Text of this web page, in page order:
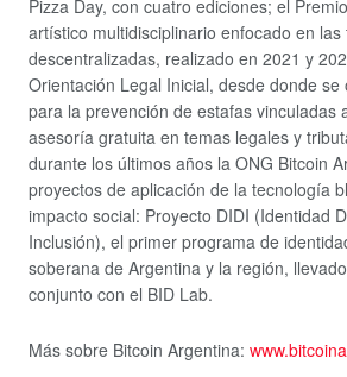
Pizza Day, con cuatro ediciones; el
artístico multidisciplinario enfocado en
descentralizadas, realizado en 2021 y
Orientación Legal Inicial, desde donde se
para la prevención de estafas vinculadas
asesoría gratuita en temas legales y
durante los últimos años la ONG Bitcoin
proyectos de aplicación de la tecnología
impacto social: Proyecto DIDI (Identidad
Inclusión), el primer programa de
soberana de Argentina y la región,
conjunto con el BID Lab.
Más sobre Bitcoin Argentina: